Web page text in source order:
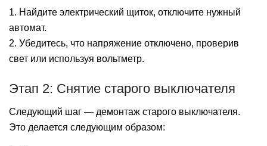
1. Найдите электрический щиток, отключите нужный
автомат.
2. Убедитесь, что напряжение отключено, проверив
свет или используя вольтметр.
Этап 2: Снятие старого выключателя
Следующий шаг — демонтаж старого выключателя.
Это делается следующим образом: